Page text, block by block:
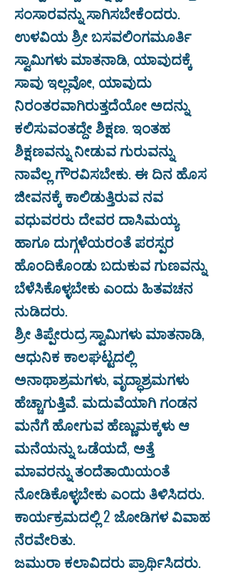
ಸಂಸಾರವನ್ನು ಸಾಗಿಸಬೇಕೆಂದರು.
ಉಳವಿಯ ಶ್ರೀ ಬಸವಲಿಂಗಮೂರ್ತಿ
ಸ್ವಾಮಿಗಳು ಮಾತನಾಡಿ, ಯಾವುದಕ್ಕೆ
ಸಾವು ಇಲ್ಲವೋ, ಯಾವುದು
ನಿರಂತರವಾಗಿರುತ್ತದೆಯೋ ಅದನ್ನು
ಕಲಿಸುವಂತದ್ದೇ ಶಿಕ್ಷಣ. ಇಂತಹ
ಶಿಕ್ಷಣವನ್ನು ನೀಡುವ ಗುರುವನ್ನು
ನಾವೆಲ್ಲ ಗೌರವಿಸಬೇಕು. ಈ ದಿನ ಹೊಸ
ಜೀವನಕ್ಕೆ ಕಾಲಿಡುತ್ತಿರುವ ನವ
ವಧುವರರು ದೇವರ ದಾಸಿಮಯ್ಯ
ಹಾಗೂ ದುಗ್ಗಳೆಯರಂತೆ ಪರಸ್ಪರ
ಹೊಂದಿಕೊಂಡು ಬದುಕುವ ಗುಣವನ್ನು
ಬೆಳೆಸಿಕೊಳ್ಳಬೇಕು ಎಂದು ಹಿತವಚನ
ನುಡಿದರು.
ಶ್ರೀ ತಿಪ್ಪೇರುದ್ರ ಸ್ವಾಮಿಗಳು ಮಾತನಾಡಿ,
ಆಧುನಿಕ ಕಾಲಘಟ್ಟದಲ್ಲಿ
ಅನಾಥಾಶ್ರಮಗಳು, ವೃದ್ಧಾಶ್ರಮಗಳು
ಹೆಚ್ಚಾಗುತ್ತಿವೆ. ಮದುವೆಯಾಗಿ ಗಂಡನ
ಮನೆಗೆ ಹೋಗುವ ಹೆಣ್ಣುಮಕ್ಕಳು ಆ
ಮನೆಯನ್ನು ಒಡೆಯದೆ, ಅತ್ತೆ
ಮಾವರನ್ನು ತಂದೆತಾಯಿಯಂತೆ
ನೋಡಿಕೊಳ್ಳಬೇಕು ಎಂದು ತಿಳಿಸಿದರು.
ಕಾರ್ಯಕ್ರಮದಲ್ಲಿ 2 ಜೋಡಿಗಳ ವಿವಾಹ
ನೆರವೇರಿತು.
ಜಮುರಾ ಕಲಾವಿದರು ಪ್ರಾರ್ಥಿಸಿದರು.